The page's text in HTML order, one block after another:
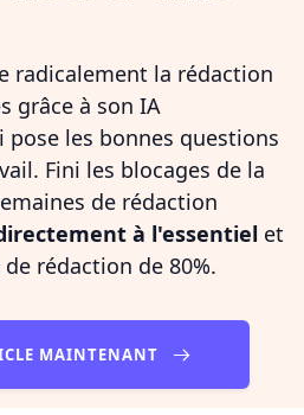
radicalement la rédaction
grâce à son IA
les bonnes questions
Fini les blocages de la
de rédaction
à l'essentiel et
rédaction de 80%.
MAINTENANT